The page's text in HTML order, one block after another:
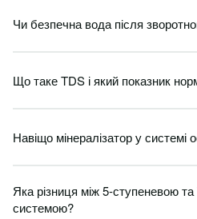
Чи безпечна вода після
Що таке TDS і який показник
Навіщо мінералізатор у системі
Яка різниця між 5-ступеневою
системою?